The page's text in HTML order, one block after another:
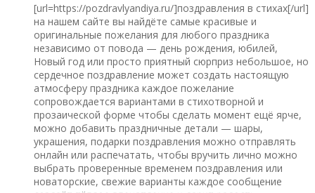
[url=https://pozdravlyandiya.ru/]поздравления в стихах[/url]
на нашем сайте вы найдёте самые красивые и
оригинальные пожелания для любого праздника
независимо от повода — день рождения, юбилей,
Новый год или просто приятный сюрприз небольшое, но
сердечное поздравление может создать настоящую
атмосферу праздника каждое пожелание
сопровождается вариантами в стихотворной и
прозаической форме чтобы сделать момент ещё ярче,
можно добавить праздничные детали — шары,
украшения, подарки поздравления можно отправлять
онлайн или распечатать, чтобы вручить лично можно
выбрать проверенные временем поздравления или
новаторские, свежие варианты каждое сообщение